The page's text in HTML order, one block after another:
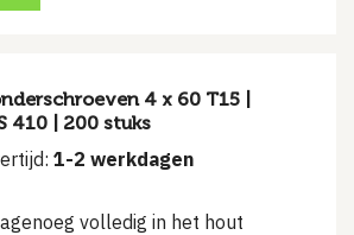
4 x 60 T15 |
410 | 200 stuks
1-2 werkdagen
volledig in het hout